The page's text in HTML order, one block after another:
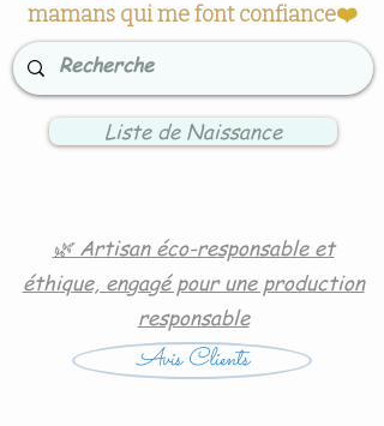
mamans qui me font confiance❤️
Liste de Naissance
🌿 Artisan éco-responsable et
éthique, engagé pour une production
responsable
Avis Clients